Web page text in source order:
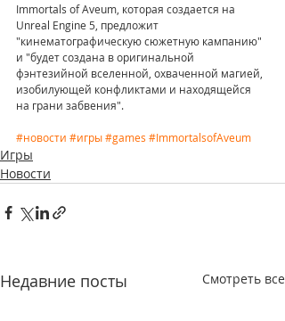
Immortals of Aveum, которая создается на
Unreal Engine 5, предложит
"кинематографическую сюжетную кампанию"
и "будет создана в оригинальной
фэнтезийной вселенной, охваченной магией,
изобилующей конфликтами и находящейся
на грани забвения".
#новости #игры#games #ImmortalsofAveum
Игры
Новости
Недавние посты Смотреть все